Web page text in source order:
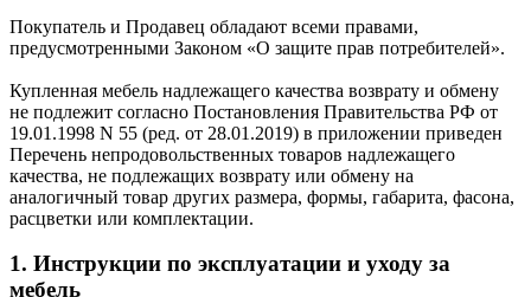
Покупатель и Продавец обладают всеми правами,
предусмотренными Законом «О защите прав потребителей».
Купленная мебель надлежащего качества возврату и обмену
не подлежит согласно Постановления Правительства РФ от
19.01.1998 N 55 (ред. от 28.01.2019) в приложении приведен
Перечень непродовольственных товаров надлежащего
качества, не подлежащих возврату или обмену на
аналогичный товар других размера, формы, габарита, фасона,
расцветки или комплектации.
1. Инструкции по эксплуатации и уходу за
мебель